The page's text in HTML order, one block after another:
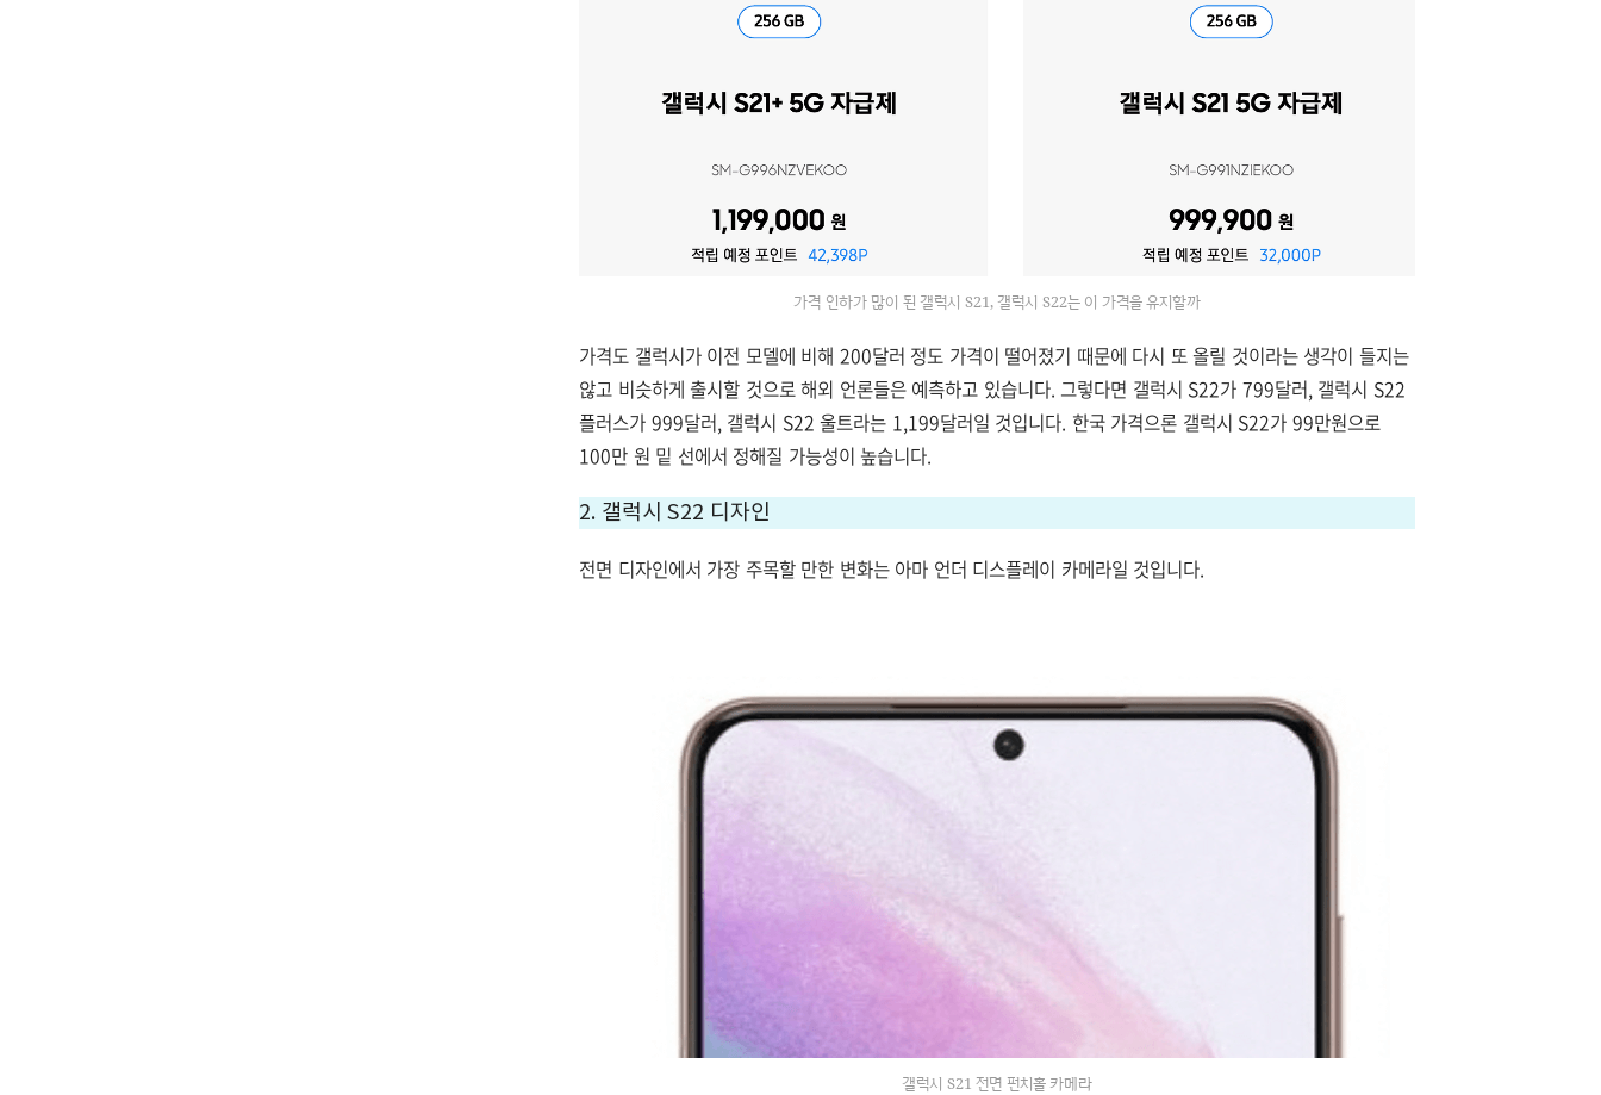
가격 인하가 많이 된 갤럭시 S21, 갤럭시 S22는 이 가격을 유지할까
가격도 갤럭시가 이전 모델에 비해 200달러 정도 가격이 떨어졌기 때문에 다시 또 올릴 것이라는 생각이 들지는
않고 비슷하게 출시할 것으로 해외 언론들은 예측하고 있습니다. 그렇다면 갤럭시 S22가 799달러, 갤럭시 S22
플러스가 999달러, 갤럭시 S22 울트라는 1,199달러일 것입니다. 한국 가격으론 갤럭시 S22가 99만원으로
100만 원 밑 선에서 정해질 가능성이 높습니다.
2. 갤럭시 S22 디자인
전면 디자인에서 가장 주목할 만한 변화는 아마 언더 디스플레이 카메라일 것입니다.
갤럭시 S21 전면 펀치홀 카메라